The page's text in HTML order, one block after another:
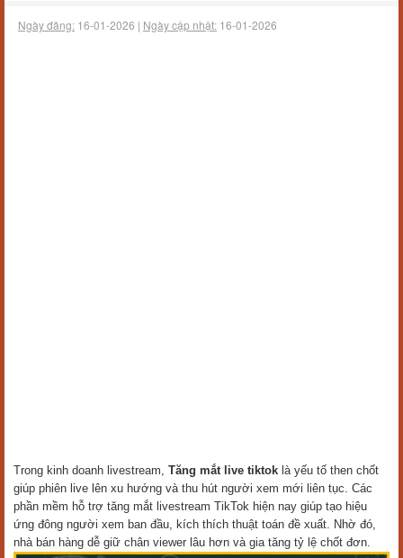
Ngày đăng: 16-01-2026 | Ngày cập nhật: 16-01-2026
Trong kinh doanh livestream, Tăng mắt live tiktok là yếu tố then chốt
giúp phiên live lên xu hướng và thu hút người xem mới liên tục. Các
phần mềm hỗ trợ tăng mắt livestream TikTok hiện nay giúp tạo hiệu
ứng đông người xem ban đầu, kích thích thuật toán đề xuất. Nhờ đó,
nhà bán hàng dễ giữ chân viewer lâu hơn và gia tăng tỷ lệ chốt đơn.